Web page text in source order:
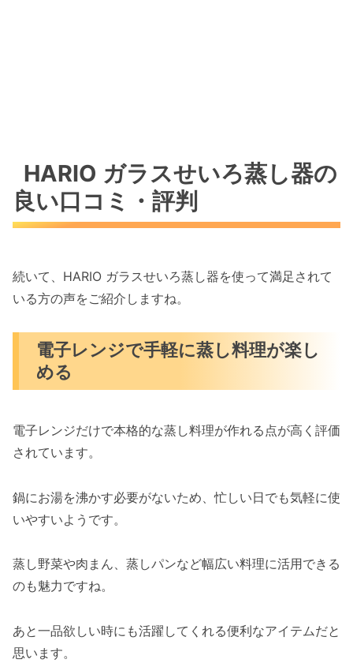
HARIO ガラスせいろ蒸し器の
良い口コミ・評判
続いて、HARIO ガラスせいろ蒸し器を使って満足されて
いる方の声をご紹介しますね。
電子レンジで手軽に蒸し料理が楽し
める
電子レンジだけで本格的な蒸し料理が作れる点が高く評価
されています。
鍋にお湯を沸かす必要がないため、忙しい日でも気軽に使
いやすいようです。
蒸し野菜や肉まん、蒸しパンなど幅広い料理に活用できる
のも魅力ですね。
あと一品欲しい時にも活躍してくれる便利なアイテムだと
思います。